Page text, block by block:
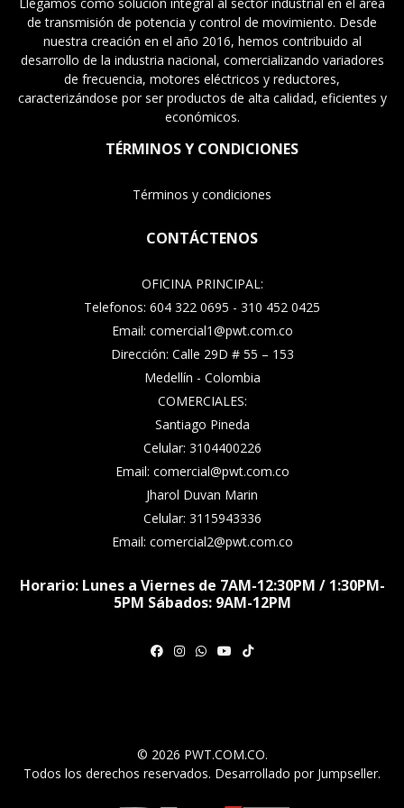
de transmisión de potencia y control de movimiento. Desde
nuestra creación en el año 2016, hemos contribuido al
desarrollo de la industria nacional, comercializando variadores
de frecuencia, motores eléctricos y reductores,
caracterizándose por ser productos de alta calidad, eficientes y
económicos.
TÉRMINOS Y CONDICIONES
Términos y condiciones
CONTÁCTENOS
OFICINA PRINCIPAL:
Telefonos: 604 322 0695 - 310 452 0425
Email: comercial1@pwt.com.co
Dirección: Calle 29D # 55 – 153
Medellín - Colombia
COMERCIALES:
Santiago Pineda
Celular: 3104400226
Email: comercial@pwt.com.co
Jharol Duvan Marin
Celular: 3115943336
Email: comercial2@pwt.com.co
Horario: Lunes a Viernes de 7AM-12:30PM / 1:30PM-
5PM Sábados: 9AM-12PM
© 2026 PWT.COM.CO.
Todos los derechos reservados. Desarrollado por Jumpseller.